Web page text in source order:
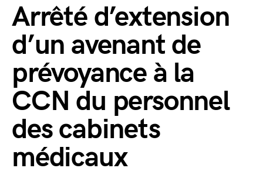
Arrêté d’extension
d’un avenant de
prévoyance à la
CCN du personnel
des cabinets
médicaux